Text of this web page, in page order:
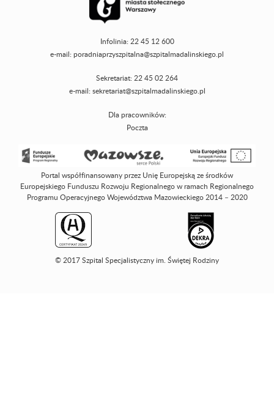
Infolinia: 22 45 12 600
e-mail: poradniaprzyszpitalna@szpitalmadalinskiego.pl
Sekretariat: 22 45 02 264
e-mail: sekretariat@szpitalmadalinskiego.pl
Dla pracowników:
Poczta
Portal współfinansowany przez Unię Europejską ze środków
Europejskiego Funduszu Rozwoju Regionalnego w ramach Regionalnego
Programu Operacyjnego Województwa Mazowieckiego 2014 – 2020
© 2017 Szpital Specjalistyczny im. Świętej Rodziny